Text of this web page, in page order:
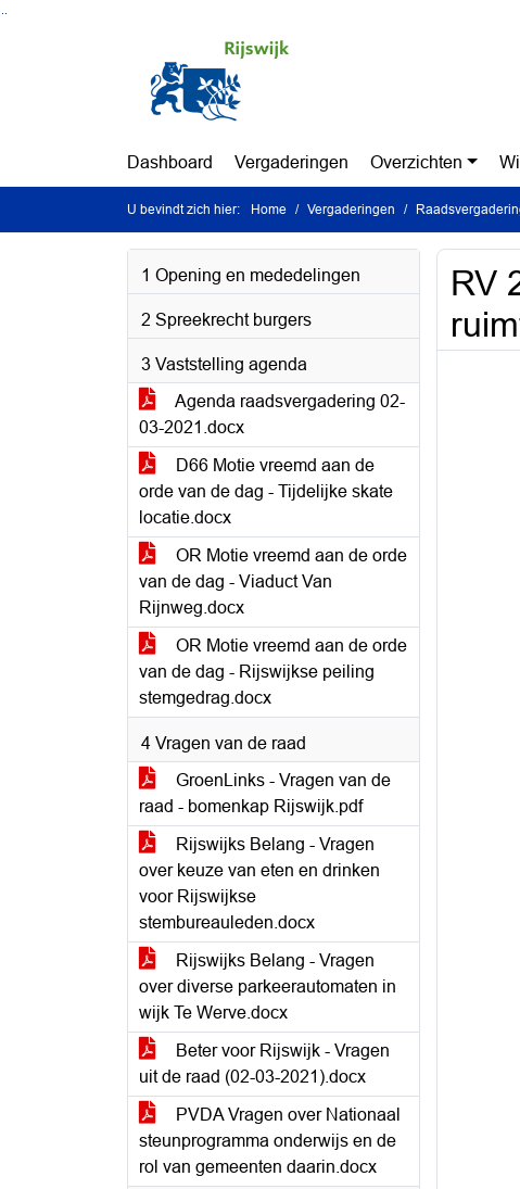
Dashboard Vergaderingen Overzichten
U bevindt zich hier: Home Vergaderingen
1 Opening en mededelingen
2 Spreekrecht burgers
3 Vaststelling agenda
Agenda raadsvergadering 02-
03-2021.docx
D66 Motie vreemd aan de
orde van de dag - Tijdelijke skate
locatie.docx
OR Motie vreemd aan de orde
van de dag - Viaduct Van
Rijnweg.docx
OR Motie vreemd aan de orde
van de dag - Rijswijkse peiling
stemgedrag.docx
4 Vragen van de raad
GroenLinks - Vragen van de
raad - bomenkap Rijswijk.pdf
Rijswijks Belang - Vragen
over keuze van eten en drinken
voor Rijswijkse
stembureauleden.docx
Rijswijks Belang - Vragen
over diverse parkeerautomaten in
wijk Te Werve.docx
Beter voor Rijswijk - Vragen
uit de raad (02-03-2021).docx
PVDA Vragen over Nationaal
steunprogramma onderwijs en de
rol van gemeenten daarin.docx
RV